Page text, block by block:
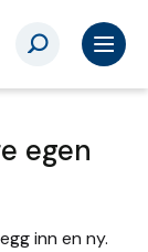
egen
inn en ny.